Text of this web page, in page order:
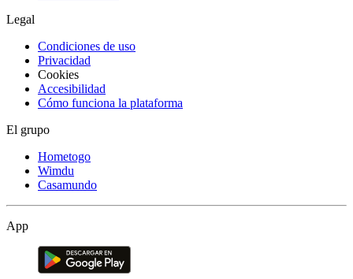
Legal
Condiciones de uso
Privacidad
Cookies
Accesibilidad
Cómo funciona la plataforma
El grupo
Hometogo
Wimdu
Casamundo
App